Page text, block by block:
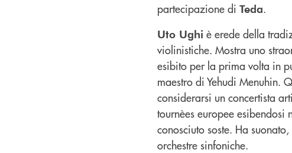
partecipazione di Teda.
Uto Ughi è erede della
violinistiche. Mostra uno
esibito per la prima volta in
maestro di Yehudi Menuhin.
considerarsi un concertista
tournèes europee
conosciuto soste. Ha
orchestre sinfoniche.